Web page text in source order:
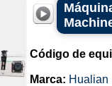
Código de
Marca: Hualian